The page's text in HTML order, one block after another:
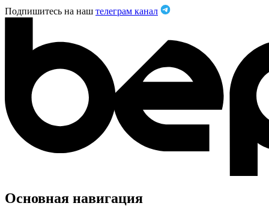
Подпишитесь на наш телеграм канал
Основная навигация